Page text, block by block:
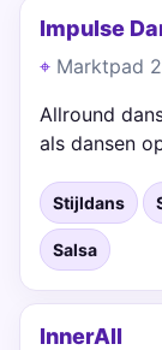
Impulse
Marktpad
Allround
als dansen
Stijldans
Salsa
InnerAll